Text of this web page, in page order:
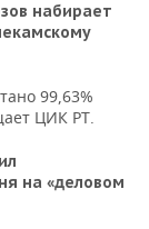
набирает
99,63%
ЦИК РТ.
на «деловом